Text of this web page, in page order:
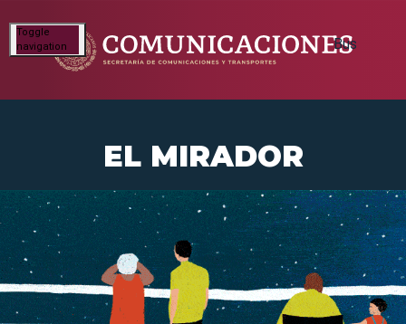
Toggle
navigation
EL MIRADOR